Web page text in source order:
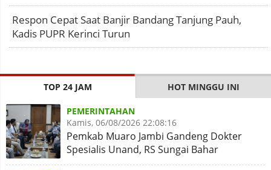
Respon Cepat Saat Banjir Bandang Tanjung Pauh,
Kadis PUPR Kerinci Turun
TOP 24 JAM HOT MINGGU INI
PEMERINTAHAN
Kamis, 06/08/2026 22:08:16
Pemkab Muaro Jambi Gandeng Dokter
Spesialis Unand, RS Sungai Bahar
Disiapkan Naik Kelas